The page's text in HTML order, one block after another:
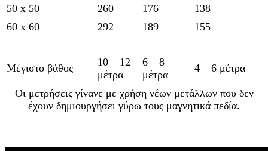
50 x 50
260 176
138
60 x 60
292 189 155
Μέγιστο βάθος
10 – 12
μέτρα
6 – 8
μέτρα
4 – 6 μέτρα
Οι μετρήσεις γίνανε με χρήση νέων μετάλλων που δεν
έχουν δημιουργήσει γύρω τους μαγνητικά πεδία.